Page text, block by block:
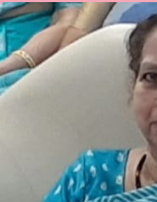
ʼಗಣೇಶನ
ಜಗಳ
ಟಿಳಕರ
ಜತೆʼ
ಅನ್ನಪೂರ್ಣ
ಸಕ್ರೋಜಿ